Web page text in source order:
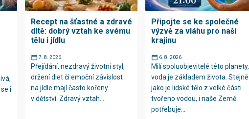
i
Recept na šťastné a zdravé
dítě: dobrý vztah ke svému
tělu i jídlu
7. 8. 2026
Přejídání, nezdravý životní styl,
držení diet či emoční závislost
na jídle mají často kořeny
v dětství. Zdravý vztah...
Připojte se ke společné
výzvě za vláhu pro naši
krajinu
6. 8. 2026
Milí spoluobjevitelé této planety,
voda je základem života. Stejně
jako je lidské tělo z velké části
tvořeno vodou, i naše Země
potřebuje...